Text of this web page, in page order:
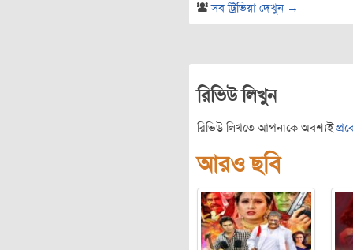
সব ট্রিভিয়া দেখুন →
রিভিউ লিখুন
রিভিউ লিখতে আপনাকে অবশ্যই
আরও ছবি